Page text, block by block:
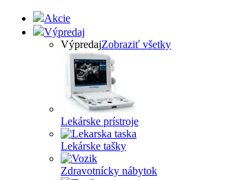
Akcie
Výpredaj
VýpredajZobraziť všetky
Lekárske prístroje
Lekárske tašky
Zdravotnícky nábytok